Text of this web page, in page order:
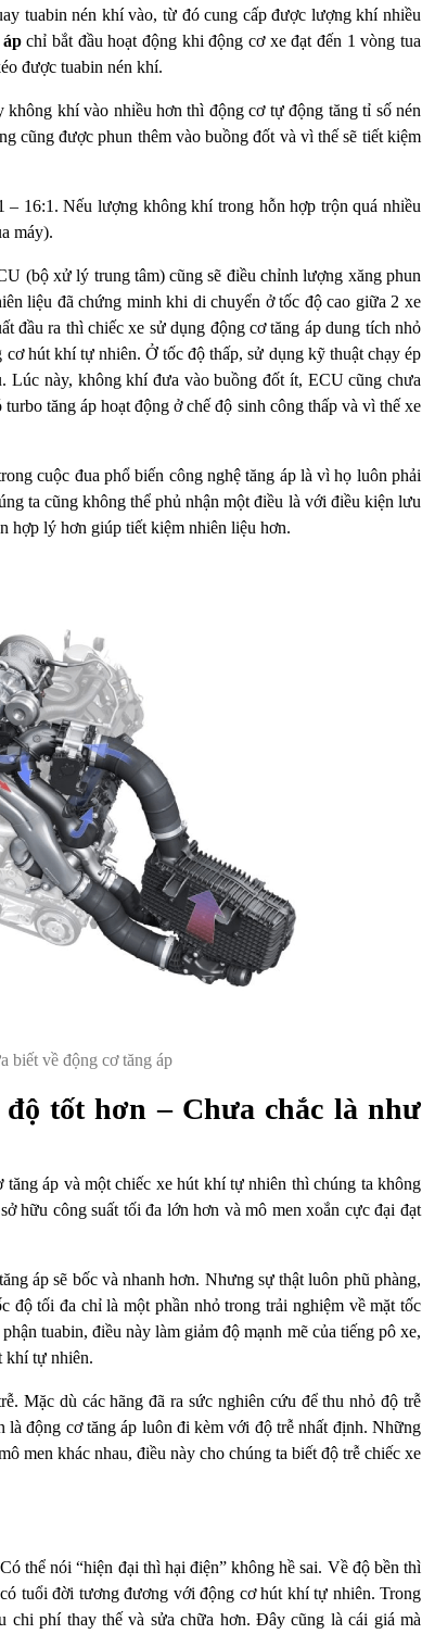
tuabin nén khí vào, từ đó cung cấp được lượng khí nhiều
chỉ bắt đầu hoạt động khi động cơ xe đạt đến 1 vòng tua
được tuabin nén khí.
khí vào nhiều hơn thì động cơ tự động tăng tỉ số nén
cũng được phun thêm vào buồng đốt và vì thế sẽ tiết kiệm
16:1. Nếu lượng không khí trong hỗn hợp trộn quá nhiều
máy).
(bộ xử lý trung tâm) cũng sẽ điều chỉnh lượng xăng phun
liệu đã chứng minh khi di chuyển ở tốc độ cao giữa 2 xe
đầu ra thì chiếc xe sử dụng động cơ tăng áp dung tích nhỏ
hút khí tự nhiên. Ở tốc độ thấp, sử dụng kỹ thuật chạy ép
Lúc này, không khí đưa vào buồng đốt ít, ECU cũng chưa
tăng áp hoạt động ở chế độ sinh công thấp và vì thế xe
cuộc đua phổ biến công nghệ tăng áp là vì họ luôn phải
ta cũng không thể phủ nhận một điều là với điều kiện lưu
hợp lý hơn giúp tiết kiệm nhiên liệu hơn.
biết về động cơ tăng áp
tốt hơn – Chưa chắc là như
áp và một chiếc xe hút khí tự nhiên thì chúng ta không
hữu công suất tối đa lớn hơn và mô men xoắn cực đại đạt
áp sẽ bốc và nhanh hơn. Nhưng sự thật luôn phũ phàng,
độ tối đa chỉ là một phần nhỏ trong trải nghiệm về mặt tốc
tuabin, điều này làm giảm độ mạnh mẽ của tiếng pô xe,
khí tự nhiên.
Mặc dù các hãng đã ra sức nghiên cứu để thu nhỏ độ trễ
động cơ tăng áp luôn đi kèm với độ trễ nhất định. Những
men khác nhau, điều này cho chúng ta biết độ trễ chiếc xe
thể nói “hiện đại thì hại điện” không hề sai. Về độ bền thì
tuổi đời tương đương với động cơ hút khí tự nhiên. Trong
phí thay thế và sửa chữa hơn. Đây cũng là cái giá mà